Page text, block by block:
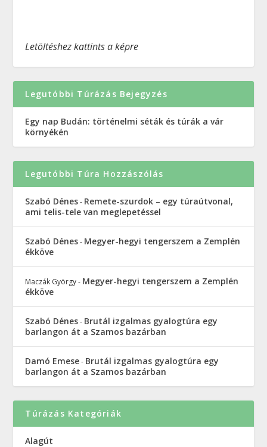
Letöltéshez kattints a képre
Legutóbbi Túrázás Bejegyzés
Egy nap Budán: történelmi séták és túrák a vár
környékén
Legutóbbi Túra Hozzászólás
Szabó Dénes- Remete-szurdok – egy túraútvonal,
ami telis-tele van meglepetéssel
Szabó Dénes- Megyer-hegyi tengerszem a Zemplén
ékköve
Maczák György- Megyer-hegyi tengerszem a Zemplén
ékköve
Szabó Dénes- Brutál izgalmas gyalogtúra egy
barlangon át a Szamos bazárban
Damó Emese- Brutál izgalmas gyalogtúra egy
barlangon át a Szamos bazárban
Túrázás Kategóriák
Alagút